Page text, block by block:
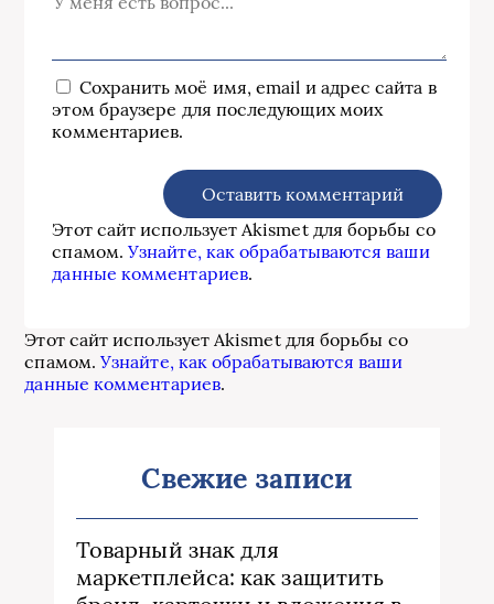
Сохранить моё имя, email и адрес сайта в
этом браузере для последующих моих
комментариев.
Этот сайт использует Akismet для борьбы со
спамом.Узнайте, как обрабатываются ваши
данные комментариев.
Этот сайт использует Akismet для борьбы со
спамом.Узнайте, как обрабатываются ваши
данные комментариев.
Свежие записи
Товарный знак для
маркетплейса: как защитить